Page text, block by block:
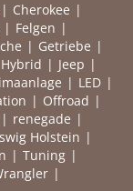
Cherokee
Felgen
Getriebe
Hybrid
Jeep
LED
Offroad
renegade
Holstein
Tuning